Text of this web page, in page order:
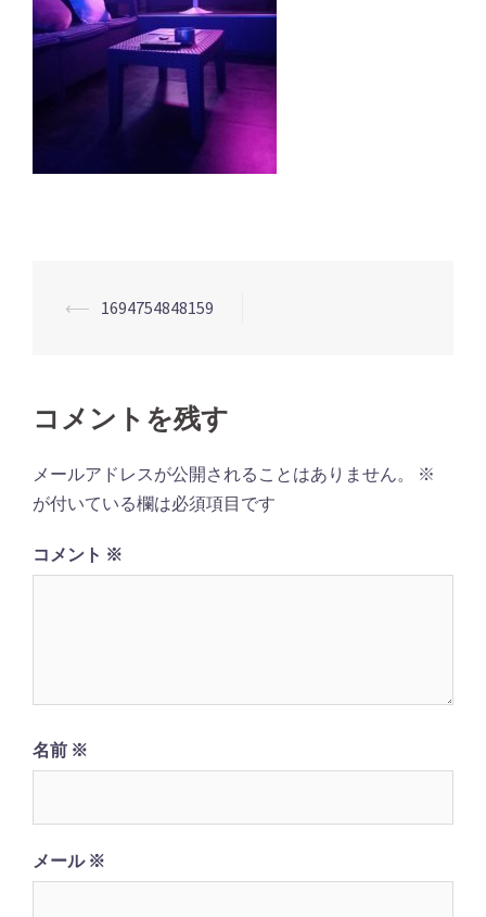
投
ビ
ゲ
ー
シ
ン
⟵ 1694754848159
コメントを残す
メールアドレスが公開されることはありません。
※
が付いている欄は必須項目です
コメント ※
名前 ※
メール ※